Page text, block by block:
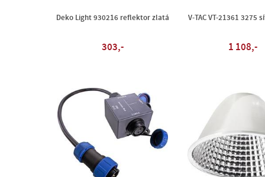
Deko Light 930216 reflektor zlatá
303,-
V-TAC VT-21361 3275
1 108,-